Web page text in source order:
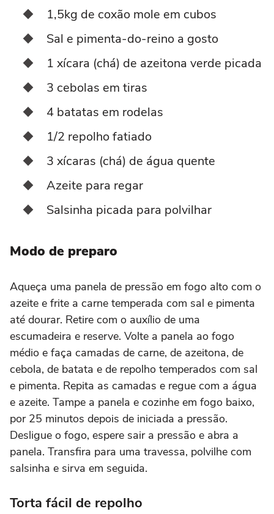
1,5kg de coxão mole em cubos
Sal e pimenta-do-reino a gosto
1 xícara (chá) de azeitona verde picada
3 cebolas em tiras
4 batatas em rodelas
1/2 repolho fatiado
3 xícaras (chá) de água quente
Azeite para regar
Salsinha picada para polvilhar
Modo de preparo
Aqueça uma panela de pressão em fogo alto com o
azeite e frite a carne temperada com sal e pimenta
até dourar. Retire com o auxílio de uma
escumadeira e reserve. Volte a panela ao fogo
médio e faça camadas de carne, de azeitona, de
cebola, de batata e de repolho temperados com sal
e pimenta. Repita as camadas e regue com a água
e azeite. Tampe a panela e cozinhe em fogo baixo,
por 25 minutos depois de iniciada a pressão.
Desligue o fogo, espere sair a pressão e abra a
panela. Transfira para uma travessa, polvilhe com
salsinha e sirva em seguida.
Torta fácil de repolho